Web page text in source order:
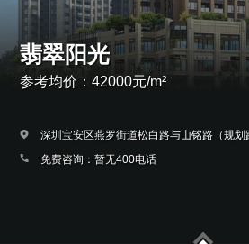
翡翠阳光
参考均价：42000元/m²
深圳宝安区燕罗街道松白路与山铭路（规划
免费咨询：暂无400电话